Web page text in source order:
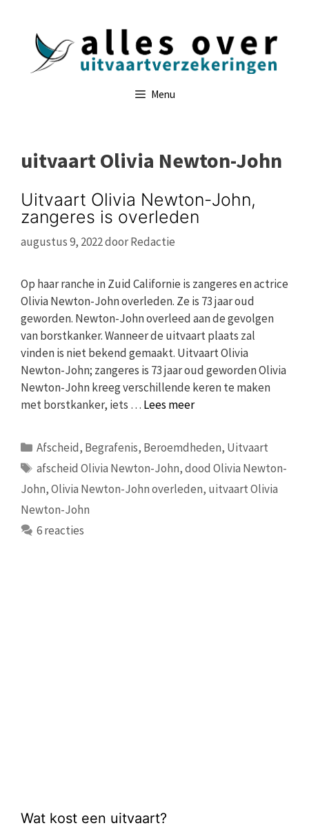
Menu
uitvaart Olivia Newton-John
Uitvaart Olivia Newton-John,
zangeres is overleden
augustus 9, 2022doorRedactie
Op haar ranche in Zuid Californie is zangeres en actrice
Olivia Newton-John overleden. Ze is 73 jaar oud
geworden. Newton-John overleed aan de gevolgen
van borstkanker. Wanneer de uitvaart plaats zal
vinden is niet bekend gemaakt. Uitvaart Olivia
Newton-John; zangeres is 73 jaar oud geworden Olivia
Newton-John kreeg verschillende keren te maken
met borstkanker, iets … Lees meer
Categorieën
Afscheid, Begrafenis, Beroemdheden, Uitvaart
Tags
afscheid Olivia Newton-John,dood Olivia Newton-
John,Olivia Newton-John overleden, uitvaart Olivia
Newton-John
6 reacties
Wat kost een uitvaart?